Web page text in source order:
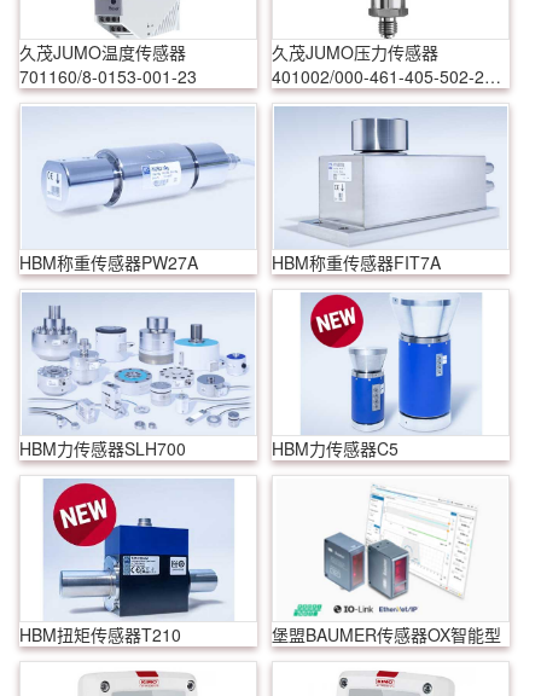
久茂JUMO温度传感器
701160/8-0153-001-23
久茂JUMO压力传感器
401002/000-461-405-502-20-
601-61/000
HBM称重传感器PW27A HBM称重传感器FIT7A
HBM力传感器SLH700 HBM力传感器C5
HBM扭矩传感器T210 堡盟BAUMER传感器OX智能型